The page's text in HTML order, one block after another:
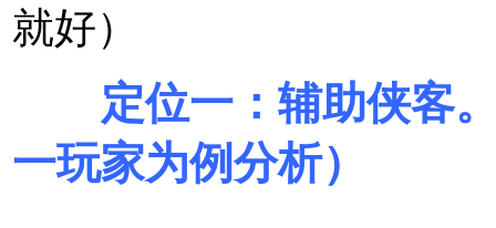
就好）
定位一：辅助侠客。
一玩家为例分析）